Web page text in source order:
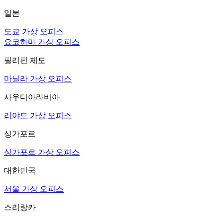
일본
도쿄 가상 오피스
요코하마 가상 오피스
필리핀 제도
마닐라 가상 오피스
사우디아라비아
리야드 가상 오피스
싱가포르
싱가포르 가상 오피스
대한민국
서울 가상 오피스
스리랑카